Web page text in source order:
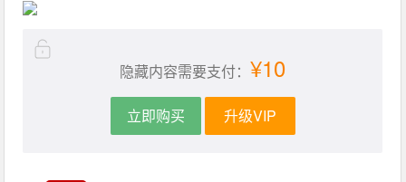
隐藏内容需要支付： ¥10
立即购买 升级VIP